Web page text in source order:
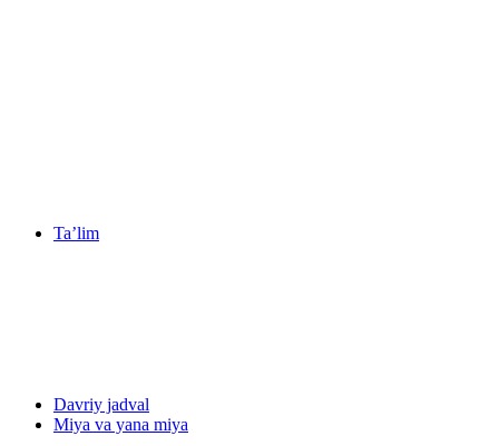
Ta’lim
Davriy jadval
Miya va yana miya